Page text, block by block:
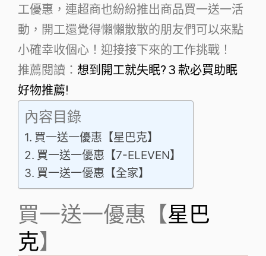
工優惠，連超商也紛紛推出商品買一送一活
動，開工還覺得懶懶散散的朋友們可以來點
小確幸收個心！迎接接下來的工作挑戰！
推薦閱讀： 想到開工就失眠?３款必買助眠
好物推薦!
內容目錄
買一送一優惠【星巴克】
買一送一優惠【7-ELEVEN】
買一送一優惠【全家】
買一送一優惠【星巴
克】